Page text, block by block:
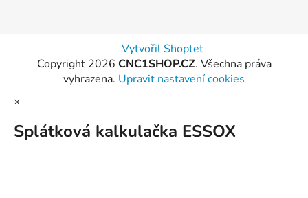
Vytvořil Shoptet
Copyright 2026 CNC1SHOP.CZ. Všechna práva
vyhrazena. Upravit nastavení cookies
×
Splátková kalkulačka ESSOX